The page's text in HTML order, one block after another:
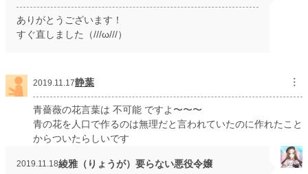
ありがとうございます！
すぐ直しました（///ω///）
2019.11.17静葉 ︙
青薔薇の花言葉は 不可能 ですよ〜〜〜
青の花を人口で作るのは無理だと言われていたのに作れたこと
からついたらしいです
2019.11.18綾雅（りょうが）要らない悪役令嬢